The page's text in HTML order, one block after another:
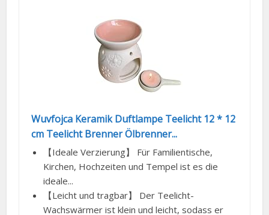
Wuvfojca Keramik Duftlampe Teelicht 12 * 12
cm Teelicht Brenner Ölbrenner...
【Ideale Verzierung】 Für Familientische,
Kirchen, Hochzeiten und Tempel ist es die
ideale...
【Leicht und tragbar】 Der Teelicht-
Wachswärmer ist klein und leicht, sodass er